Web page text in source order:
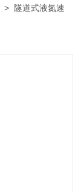
> 隧道式液氮速